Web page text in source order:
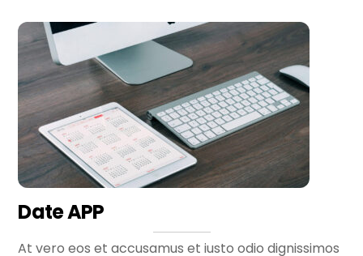
Date APP
At vero eos et accusamus et iusto odio dignissimos